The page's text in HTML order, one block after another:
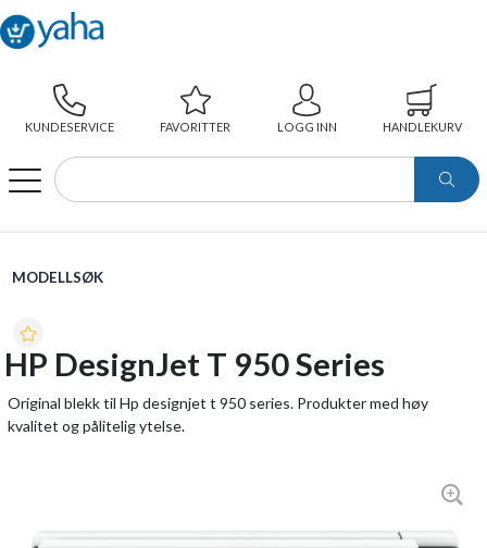
KUNDESERVICE FAVORITTER LOGG INN HANDLEKURV
WEBSHOP
MODELLSØK
HP DesignJet T 950 Series
Original blekk til Hp designjet t 950 series. Produkter med høy
kvalitet og pålitelig ytelse.